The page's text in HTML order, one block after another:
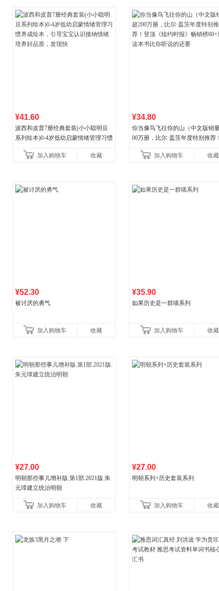
¥41.60
波西和皮普7册经典套装(小小聪明豆
系列绘本)0-4岁低幼启蒙情绪管理习惯
养好品质，发现快
加入购物车 收藏
¥34.80
你当像鸟飞往你的山（中文版销
00万册，比尔·盖茨年度特别推荐
比你听说的还要
加入购物车 收藏
¥52.30
被讨厌的勇气
加入购物车 收藏
¥35.90
如果历史是一群喵系列
加入购物车 收藏
¥27.00
明朝那些事儿增补版.第1部.2021版.朱
元璋建立统治明朝
加入购物车 收藏
¥27.00
明朝系列+历史套装系列
加入购物车 收藏